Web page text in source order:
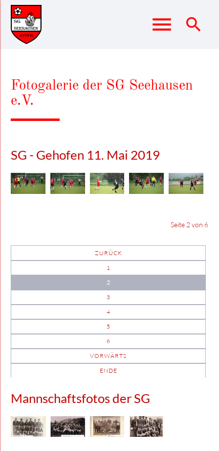
menu search
Fotogalerie der SG Seehausen
e.V.
SG - Gehofen 11. Mai 2019
Seite 2 von 6
ZURÜCK
1
2
3
4
5
6
VORWÄRTS
ENDE
Mannschaftsfotos der SG